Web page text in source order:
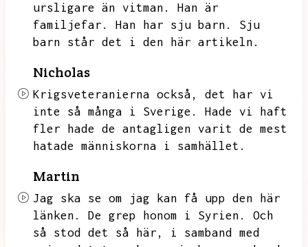
ursligare än vitman.
Han är
familjefar.
Han har sju barn.
Sju
barn står det i den här artikeln.
Nicholas
Krigsveteranierna också,
det har vi
inte så många i Sverige.
Hade vi haft
fler hade de antagligen varit de mest
hatade människorna i samhället.
Martin
Jag ska se om jag kan få upp den här
länken.
De grep honom i Syrien.
Och
så stod det så här,
i samband med